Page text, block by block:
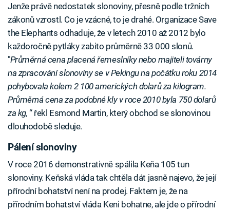
Jenže právě nedostatek slonoviny, přesně podle tržních
zákonů vzrostl. Co je vzácné, to je drahé. Organizace Save
the Elephants odhaduje, že v letech 2010 až 2012 bylo
každoročně pytláky zabito průměrně 33 000 slonů.
"Průměrná cena placená řemeslníky nebo majiteli továrny
na zpracování slonoviny se v Pekingu na počátku roku 2014
pohybovala kolem 2 100 amerických dolarů za kilogram.
Průměrná cena za podobné kly v roce 2010 byla 750 dolarů
za kg,“ řekl Esmond Martin, který obchod se slonovinou
dlouhodobě sleduje.
Pálení slonoviny
V roce 2016 demonstrativně spálila Keňa 105 tun
slonoviny. Keňská vláda tak chtěla dát jasně najevo, že její
přírodní bohatství není na prodej. Faktem je, že na
přírodním bohatství vláda Keni bohatne, ale jde o přírodní